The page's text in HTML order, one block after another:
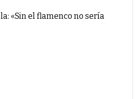
«Sin el flamenco no sería